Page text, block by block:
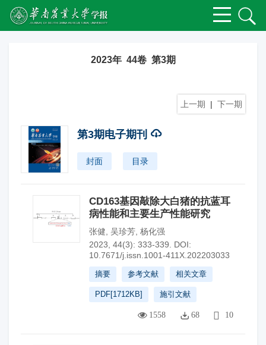
2023年 44卷 第3期
上一期 | 下一期
第3期电子期刊
封面 目录
CD163基因敲除大白猪的抗蓝耳
病性能和主要生产性能研究
张健 吴珍芳 杨化强
2023, 44(3): 333-339.
DOI:
10.7671/j.issn.1001-411X.202203033
摘要 参考文献 相关文章
PDF[1712KB] 施引文献
1558 68 10